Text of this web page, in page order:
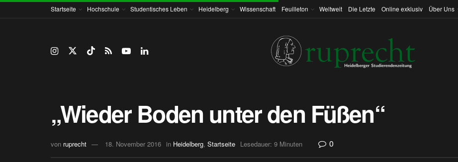
Startseite Hochschule Studentisches Leben Heidelberg Wissenschaft Feuilleton Weltweit Die Letzte Online exklusiv Über Uns
„Wieder Boden unter den Füßen“
von ruprecht 18. November 2016 in Heidelberg, Startseite Lesedauer: 9 Minuten 0